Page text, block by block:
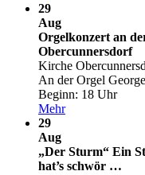
29
Aug
Orgelkonzert an
Obercunnersdorf
Kirche
An der Orgel
Beginn: 18 Uhr
Mehr
29
Aug
„Der Sturm“ Ein
hat’s schwör …